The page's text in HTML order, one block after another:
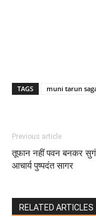
TAGS muni tarun
Previous article
तूफान नहीं पवन बनकर
आचार्य पुष्पदंत सागर
RELATED ARTICLES